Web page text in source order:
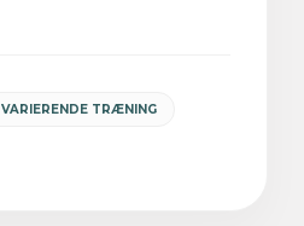
VARIERENDE TRÆNING